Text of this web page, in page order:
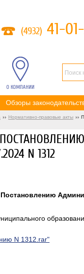
(4932) 41-
О КОМПАНИИ
Обзоры
Нормативно-правовые акты
N 1312
Постановлению
N 1312.rar"